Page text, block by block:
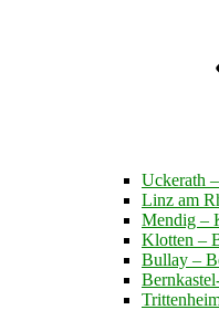
Uckerath
Linz am
Mendig –
Klotten –
Bullay –